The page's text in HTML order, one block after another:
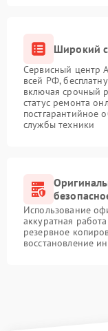
Широкий
Сервисный центр
всей РФ,
включая срочный
статус ремонта
постгарантийное
службы техники
Использование
аккуратная
резервное
восстановление